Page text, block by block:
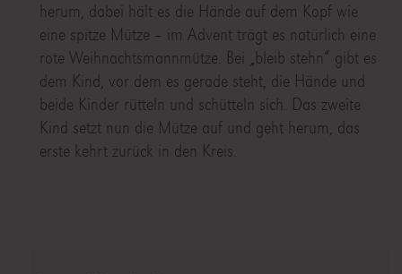
herum, dabei hält es die Hände auf dem Kopf wie
eine spitze Mütze – im Advent trägt es natürlich eine
rote Weihnachtsmannmütze. Bei „bleib stehn“ gibt es
dem Kind, vor dem es gerade steht, die Hände und
beide Kinder rütteln und schütteln sich. Das zweite
Kind setzt nun die Mütze auf und geht herum, das
erste kehrt zurück in den Kreis.